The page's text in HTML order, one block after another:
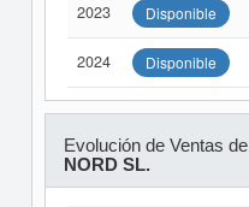
2023 Disponible
2024 Disponible
Evolución de Ventas de
NORD SL.